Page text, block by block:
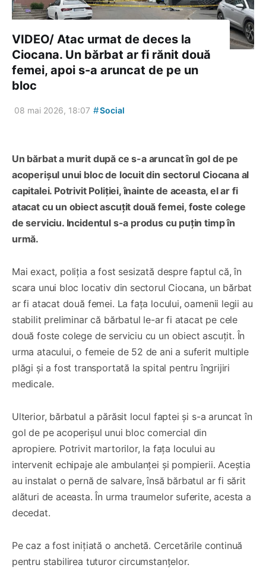
VIDEO/ Atac urmat de deces la
Ciocana. Un bărbat ar fi rănit două
femei, apoi s-a aruncat de pe un
bloc
08 mai 2026, 18:07 #Social
Un bărbat a murit după ce s-a aruncat în gol de pe
acoperișul unui bloc de locuit din sectorul Ciocana al
capitalei. Potrivit Poliției, înainte de aceasta, el ar fi
atacat cu un obiect ascuțit două femei, foste colege
de serviciu. Incidentul s-a produs cu puțin timp în
urmă.
Mai exact, poliția a fost sesizată despre faptul că, în
scara unui bloc locativ din sectorul Ciocana, un bărbat
ar fi atacat două femei. La fața locului, oamenii legii au
stabilit preliminar că bărbatul le-ar fi atacat pe cele
două foste colege de serviciu cu un obiect ascuțit. În
urma atacului, o femeie de 52 de ani a suferit multiple
plăgi și a fost transportată la spital pentru îngrijiri
medicale.
Ulterior, bărbatul a părăsit locul faptei și s-a aruncat în
gol de pe acoperișul unui bloc comercial din
apropiere. Potrivit martorilor, la fața locului au
intervenit echipaje ale ambulanței și pompierii. Aceștia
au instalat o pernă de salvare, însă bărbatul ar fi sărit
alături de aceasta. În urma traumelor suferite, acesta a
decedat.
Pe caz a fost inițiată o anchetă. Cercetările continuă
pentru stabilirea tuturor circumstanțelor.